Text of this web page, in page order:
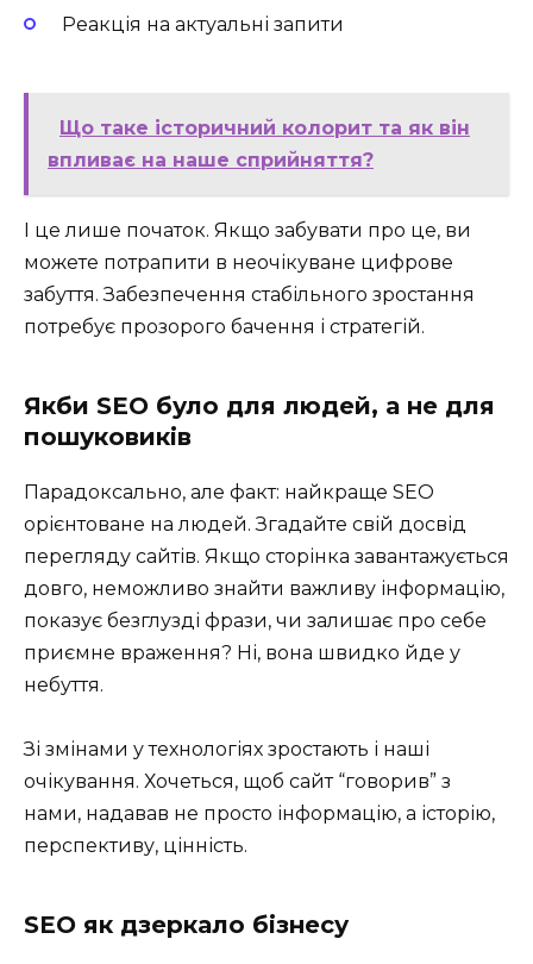
Реакція на актуальні запити
Що таке історичний колорит та як він
впливає на наше сприйняття?
І це лише початок. Якщо забувати про це, ви
можете потрапити в неочікуване цифрове
забуття. Забезпечення стабільного зростання
потребує прозорого бачення і стратегій.
Якби SEO було для людей, а не для
пошуковиків
Парадоксально, але факт: найкраще SEO
орієнтоване на людей. Згадайте свій досвід
перегляду сайтів. Якщо сторінка завантажується
довго, неможливо знайти важливу інформацію,
показує безглузді фрази, чи залишає про себе
приємне враження? Ні, вона швидко йде у
небуття.
Зі змінами у технологіях зростають і наші
очікування. Хочеться, щоб сайт “говорив” з
нами, надавав не просто інформацію, а історію,
перспективу, цінність.
SEO як дзеркало бізнесу